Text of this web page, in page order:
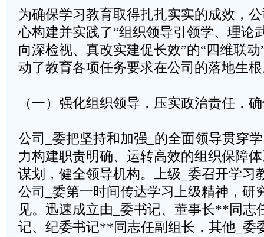
为确保学习教育取得扎扎实实的成效，
心构建并实践了“组织领导引领学、理论
向深检视、真改实建促长效”的“四维联
动了教育各项任务要求在公司的落地生
（一）强化组织领导，压实政治责任，
公司_委把坚持和加强_的全面领导贯穿
力构建职责明确、运转高效的组织保障
谋划，健全领导机构。上级_委召开学习
公司_委第一时间传达学习上级精神，研
见。迅速成立由_委书记、董事长**同志
记、纪委书记**同志任副组长，其他_委